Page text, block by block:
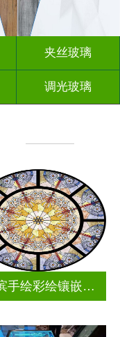
夹丝玻璃
调光玻璃
哈尔滨手绘彩绘镶嵌玻璃